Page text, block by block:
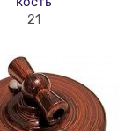
21